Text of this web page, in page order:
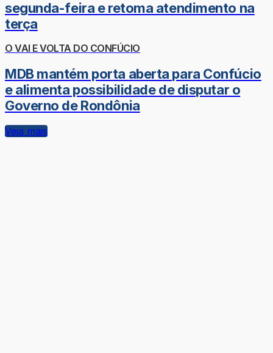
segunda-feira e retoma atendimento na
terça
O VAI E VOLTA DO CONFÚCIO
MDB mantém porta aberta para Confúcio
e alimenta possibilidade de disputar o
Governo de Rondônia
Veja mais